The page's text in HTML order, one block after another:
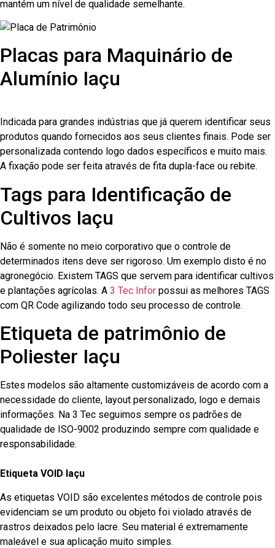
mantém um nível de qualidade semelhante.
Placas para Maquinário de
Alumínio Iaçu
Indicada para grandes indústrias que já querem identificar seus
produtos quando fornecidos aos seus clientes finais. Pode ser
personalizada contendo logo dados específicos e muito mais.
A fixação pode ser feita através de fita dupla-face ou rebite.
Tags para Identificação de
Cultivos Iaçu
Não é somente no meio corporativo que o controle de
determinados itens deve ser rigoroso. Um exemplo disto é no
agronegócio. Existem TAGS que servem para identificar cultivos
e plantações agrícolas. A 3 Tec Infor possui as melhores TAGS
com QR Code agilizando todo seu processo de controle.
Etiqueta de patrimônio de
Poliester Iaçu
Estes modelos são altamente customizáveis de acordo com a
necessidade do cliente, layout personalizado, logo e demais
informações. Na 3 Tec seguimos sempre os padrões de
qualidade de ISO-9002 produzindo sempre com qualidade e
responsabilidade.
Etiqueta VOID Iaçu
As etiquetas VOID são excelentes métodos de controle pois
evidenciam se um produto ou objeto foi violado através de
rastros deixados pelo lacre. Seu material é extremamente
maleável e sua aplicação muito simples.